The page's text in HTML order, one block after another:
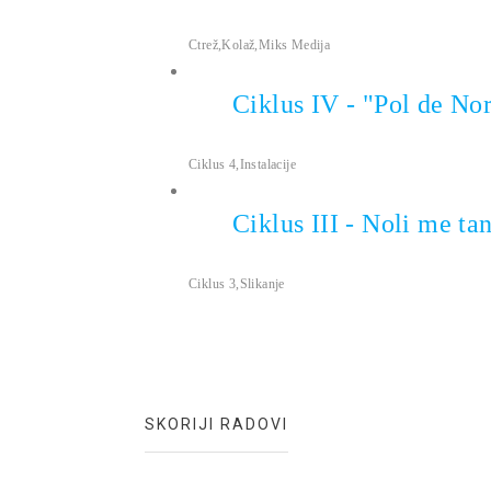
Ctrež,Kolaž,Miks Medija
Ciklus IV - "Pol de
Ciklus 4,Instalacije
Ciklus III - Noli me
Ciklus 3, Slikanje
SKORIJI RADOVI